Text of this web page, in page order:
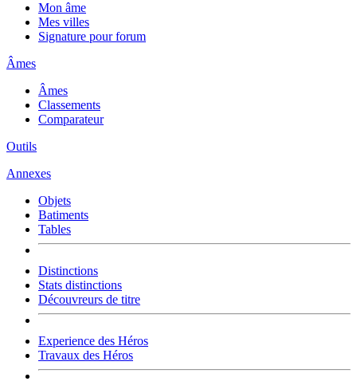
Mon âme
Mes villes
Signature pour forum
Âmes
Âmes
Classements
Comparateur
Outils
Annexes
Objets
Batiments
Tables
Distinctions
Stats distinctions
Découvreurs de titre
Experience des Héros
Travaux des Héros